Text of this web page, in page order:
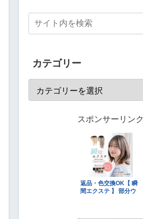
カテゴリー
スポンサーリンク